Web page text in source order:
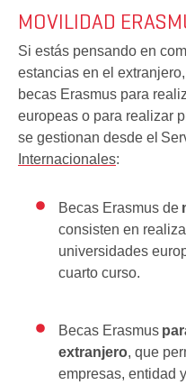
MOVILIDAD
Si estás pensando en
estancias en el
becas Erasmus para
europeas o para realizar
se gestionan desde el
Internacionales:
Becas Erasmus de
consisten en
universidades
cuarto curso.
Becas Erasmus
extranjero, que
empresas, entidad